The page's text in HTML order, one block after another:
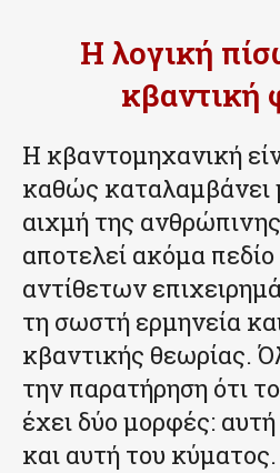
Η λογική
κβαντική
Η κβαντομηχανική
καθώς καταλαμβάνει
αιχμή της
αποτελεί ακόμα
αντίθετων
τη σωστή ερμηνεία
κβαντικής θεωρίας.
την παρατήρηση ότι
έχει δύο μορφές:
και αυτή του κύματος.